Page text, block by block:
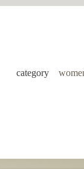
category